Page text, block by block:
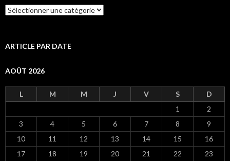
L
e
r
c
s
r
a
ARTICLE PAR DATE
AOÛT 2026
L M M J V S D
1
2
3
4 5 6 7 8
9
10
11 12 13 14 15
16
17
18 19 20 21 22
23